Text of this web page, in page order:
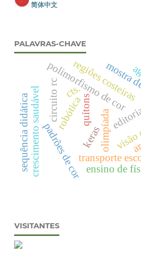
简体中文
PALAVRAS-CHAVE
olimpíada
transporte
padrões de cor
polimorfismo de cor
quítons
regiões costeiras
robótica
keras
crescimento saudável
sequência didática
cts.
ensino de
circuito rc
VISITANTES